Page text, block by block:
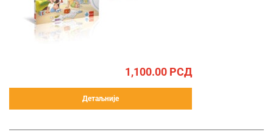
1,100.00 РСД
Детаљније